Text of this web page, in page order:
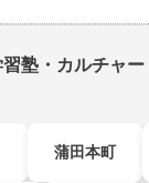
塾・カルチャ
蒲田本町